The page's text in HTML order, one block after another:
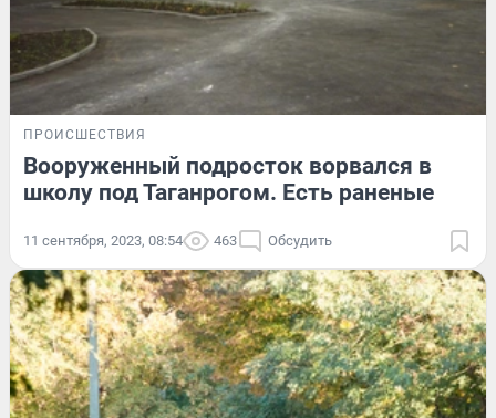
ПРОИСШЕСТВИЯ
Вооруженный подросток ворвался в
школу под Таганрогом. Есть раненые
11 сентября, 2023, 08:54 463 Обсудить